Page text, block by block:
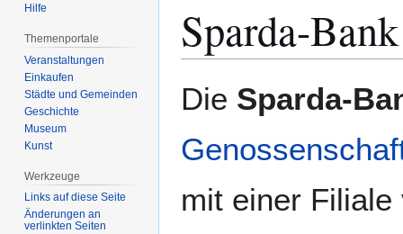
Sparda-
Navigation
Suche
Die Sparda-
mit einer
Hilfe
Themenportale
Veranstaltungen
Einkaufen
Städte und Gemeinden
Geschichte
Museum
Kunst
Werkzeuge
Links auf diese Seite
Änderungen an
verlinkten Seiten